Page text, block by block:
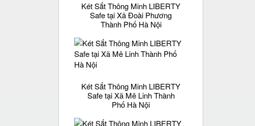
Két Sắt Thông Minh LIBERTY
Safe tại Xã Đoài Phương
Thành Phố Hà Nội
Két Sắt Thông Minh LIBERTY
Safe tại Xã Mê Linh Thành
Phố Hà Nội